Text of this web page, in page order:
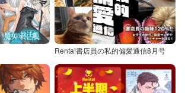
Renta!書店員の私的偏愛通信8月号